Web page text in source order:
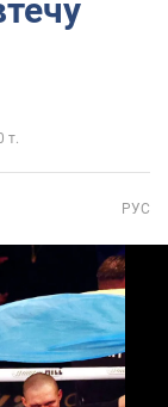
т.
РУС